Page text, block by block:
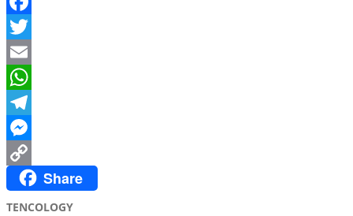
Facebook
Twitter
Email
WhatsApp
Telegram
Messenger
Copy
Link
Share
TENCOLOGY